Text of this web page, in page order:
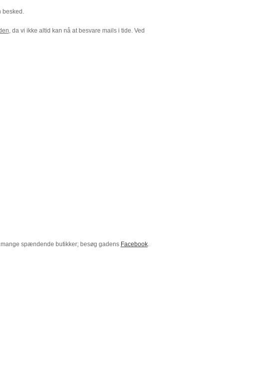
besked.
, da vi ikke altid kan nå at besvare mails i tide. Ved
spændende butikker; besøg gadens Facebook.